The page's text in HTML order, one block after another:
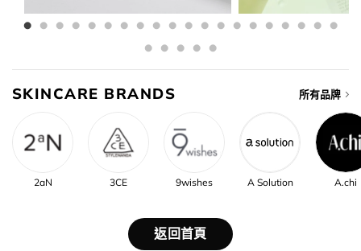
SKINCARE BRANDS 所有品牌
2aN 3CE 9wishes A Solution A.chi
返回首頁